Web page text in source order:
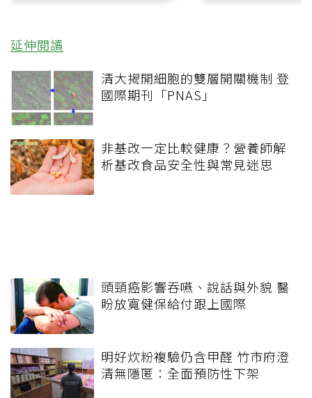
延伸閱讀
清大揭開細胞的雙層開關機制 登
國際期刊「PNAS」
非基改一定比較健康？營養師解
析基改食品安全性與常見迷思
頭頸癌影響吞嚥、說話與外貌 醫
盼放寬健保給付跟上國際
明好炊粉複驗仍含甲醛 竹市府澄
清無隱匿：全面預防性下架